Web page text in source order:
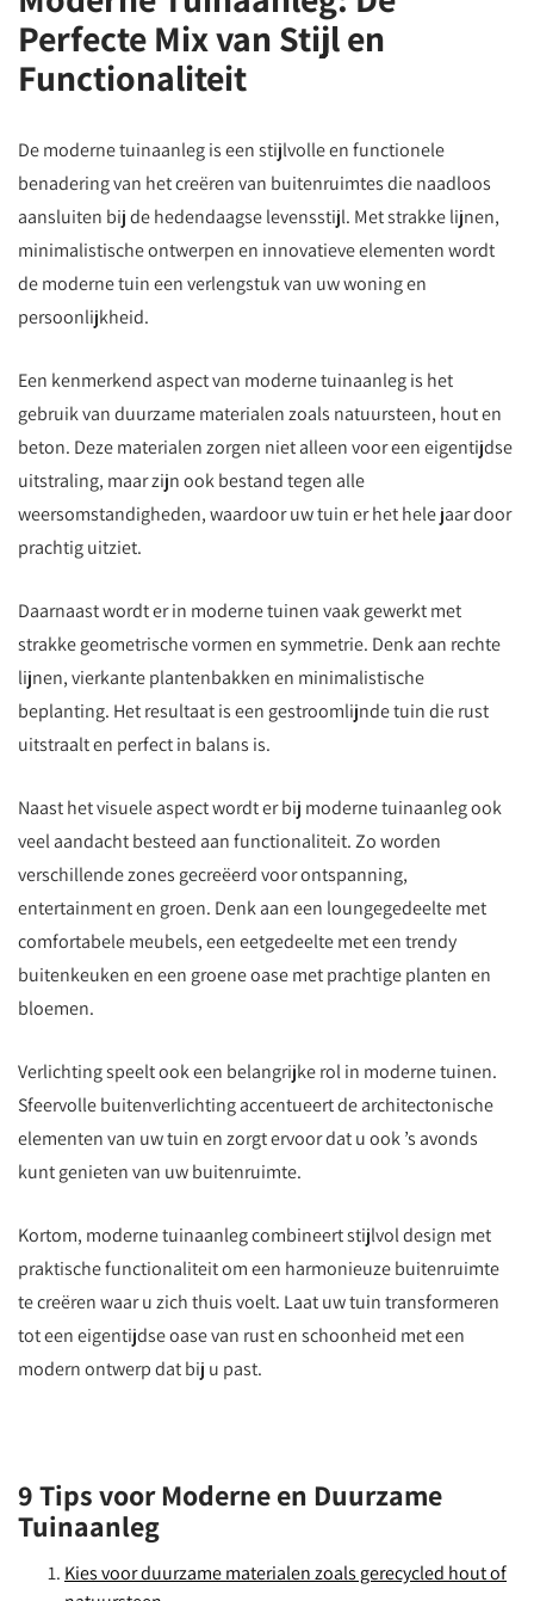
Perfecte Mix van Stijl en
Functionaliteit
De moderne tuinaanleg is een stijlvolle en functionele
benadering van het creëren van buitenruimtes die naadloos
aansluiten bij de hedendaagse levensstijl. Met strakke lijnen,
minimalistische ontwerpen en innovatieve elementen wordt
de moderne tuin een verlengstuk van uw woning en
persoonlijkheid.
Een kenmerkend aspect van moderne tuinaanleg is het
gebruik van duurzame materialen zoals natuursteen, hout en
beton. Deze materialen zorgen niet alleen voor een eigentijdse
uitstraling, maar zijn ook bestand tegen alle
weersomstandigheden, waardoor uw tuin er het hele jaar door
prachtig uitziet.
Daarnaast wordt er in moderne tuinen vaak gewerkt met
strakke geometrische vormen en symmetrie. Denk aan rechte
lijnen, vierkante plantenbakken en minimalistische
beplanting. Het resultaat is een gestroomlijnde tuin die rust
uitstraalt en perfect in balans is.
Naast het visuele aspect wordt er bij moderne tuinaanleg ook
veel aandacht besteed aan functionaliteit. Zo worden
verschillende zones gecreëerd voor ontspanning,
entertainment en groen. Denk aan een loungegedeelte met
comfortabele meubels, een eetgedeelte met een trendy
buitenkeuken en een groene oase met prachtige planten en
bloemen.
Verlichting speelt ook een belangrijke rol in moderne tuinen.
Sfeervolle buitenverlichting accentueert de architectonische
elementen van uw tuin en zorgt ervoor dat u ook ’s avonds
kunt genieten van uw buitenruimte.
Kortom, moderne tuinaanleg combineert stijlvol design met
praktische functionaliteit om een harmonieuze buitenruimte
te creëren waar u zich thuis voelt. Laat uw tuin transformeren
tot een eigentijdse oase van rust en schoonheid met een
modern ontwerp dat bij u past.
9 Tips voor Moderne en Duurzame
Tuinaanleg
Kies voor duurzame materialen zoals gerecycled hout of